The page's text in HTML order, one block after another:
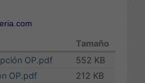
Tamaño
OP.pdf
552 KB
OP.pdf
212 KB